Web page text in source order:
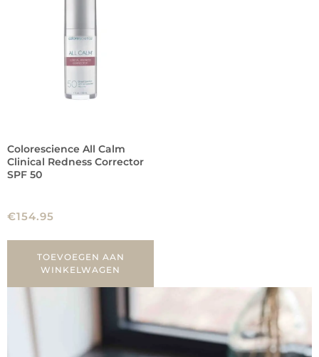
Colorescience All Calm
Clinical Redness Corrector
SPF 50
€154.95
TOEVOEGEN AAN
WINKELWAGEN